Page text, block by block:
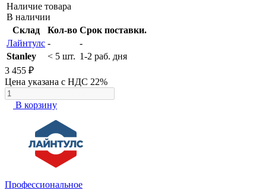
Наличие товара
В наличии
Склад
Кол-во Срок поставки.
Лайнтулс -
-
Stanley
< 5 шт. 1-2 раб. дня
3 455 ₽
Цена указана с НДС 22%
В корзину
Профессиональное